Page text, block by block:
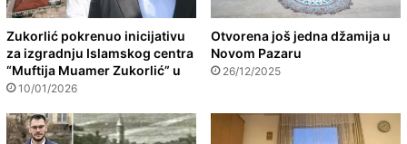
Zukorlić pokrenuo inicijativu
za izgradnju Islamskog centra
“Muftija Muamer Zukorlić” u
10/01/2026
Otvorena još jedna džamija u
Novom Pazaru
26/12/2025